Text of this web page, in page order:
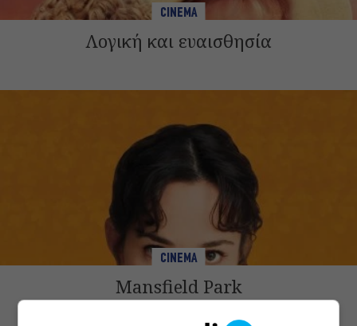
CINEMA
Λογική και ευαισθησία
CINEMA
Mansfield Park